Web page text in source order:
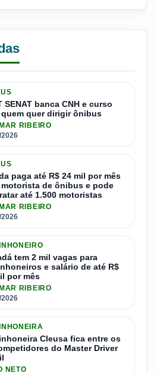
SENAT banca CNH e curso
quem quer dirigir ônibus
RIBEIRO
paga até R$ 24 mil por mês
motorista de ônibus e pode
até 1.500 motoristas
RIBEIRO
tem 2 mil vagas para
e salário de até R$
por mês
RIBEIRO
Cleusa fica entre os
do Master Driver
NETO